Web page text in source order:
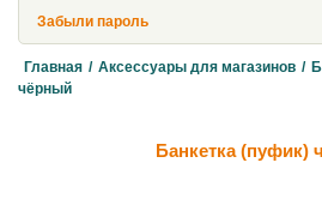
Забыли пароль
Главная / Аксессуары для магазинов /
чёрный
Банкетка (пуфик)